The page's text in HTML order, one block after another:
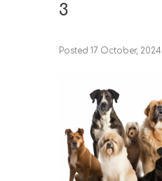
3
Posted 17 October, 2024